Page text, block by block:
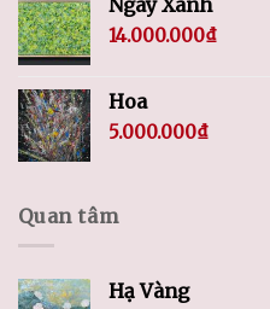
14.000.000₫
Hoa
5.000.000₫
Quan tâm
Hạ Vàng